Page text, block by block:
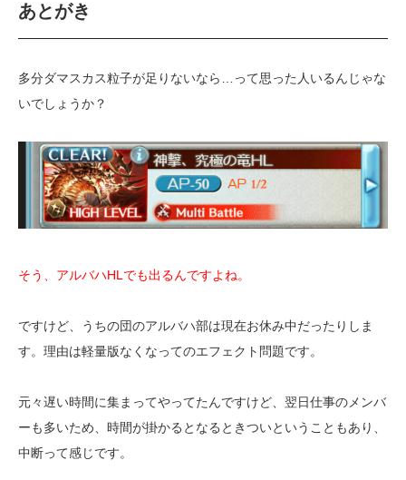
あとがき
多分ダマスカス粒子が足りないなら…って思った人いるんじゃな
いでしょうか？
そう、アルバハHLでも出るんですよね。
ですけど、うちの団のアルバハ部は現在お休み中だったりしま
す。理由は軽量版なくなってのエフェクト問題です。
元々遅い時間に集まってやってたんですけど、翌日仕事のメンバ
ーも多いため、時間が掛かるとなるときついということもあり、
中断って感じです。